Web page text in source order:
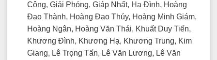
Công, Giải Phóng, Giáp Nhất, Hạ Đình, Hoàng
Đạo Thành, Hoàng Đạo Thúy, Hoàng Minh Giám,
Hoàng Ngân, Hoàng Văn Thái, Khuất Duy Tiến,
Khương Đình, Khương Hạ, Khương Trung, Kim
Giang, Lê Trọng Tấn, Lê Văn Lương, Lê Văn